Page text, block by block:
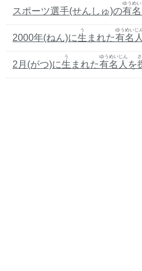
スポーツ選手(せんしゅ)の有名
ゆうめ
2000年(ねん)に生
う
まれた有名人
ゆうめいじ
2月(がつ)に生
う
まれた有名人
ゆうめいじん
を